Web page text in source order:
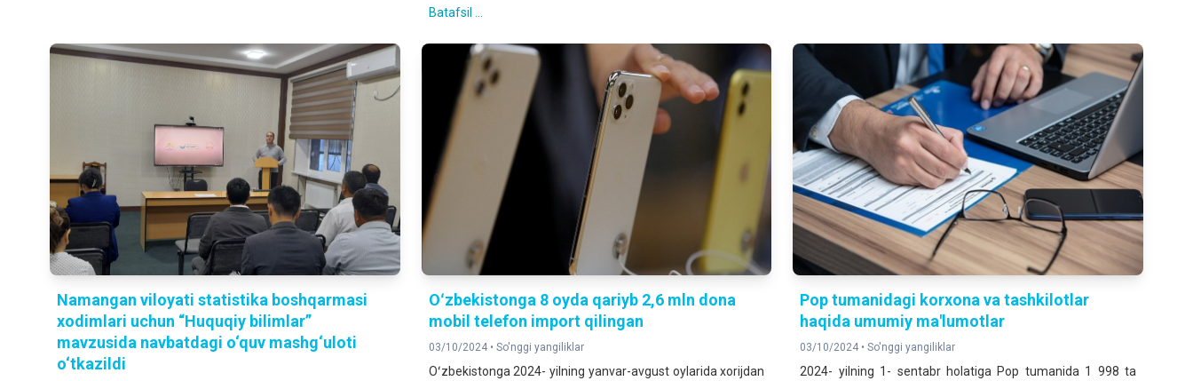
Batafsil ...
Namangan viloyati statistika boshqarmasi
xodimlari uchun “Huquqiy bilimlar”
mavzusida navbatdagi o‘quv mashg‘uloti
o‘tkazildi
Oʻzbekistonga 8 oyda qariyb 2,6 mln dona
mobil telefon import qilingan
03/10/2024 • So'nggi yangiliklar
Oʻzbekistonga 2024- yilning yanvar-avgust oylarida xorijdan
Pop tumanidagi korxona va tashkilotlar
haqida umumiy ma'lumotlar
03/10/2024 •So'nggi yangiliklar
2024- yilning 1- sentabr holatiga Pop tumanida 1 998 ta